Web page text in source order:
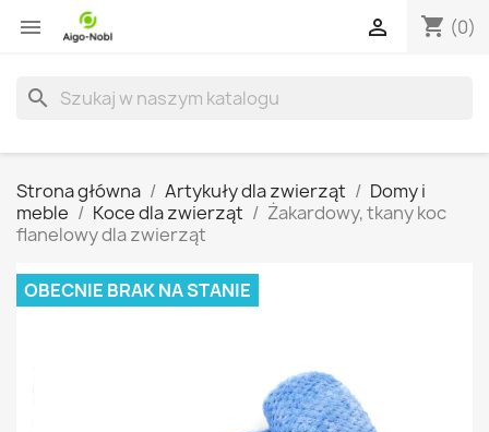
 shopping_cart (0)

search
Strona główna Artykuły dla zwierząt
Domy i
meble
Koce dla zwierząt
Żakardowy, tkany koc
flanelowy dla zwierząt
OBECNIE BRAK NA STANIE